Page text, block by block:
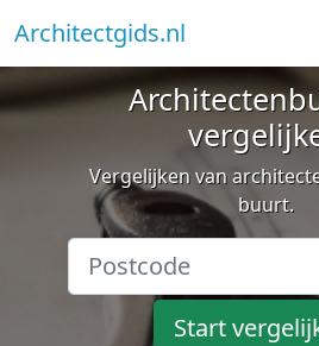
Architectgids.nl
Vergelijken van
buurt.
Start